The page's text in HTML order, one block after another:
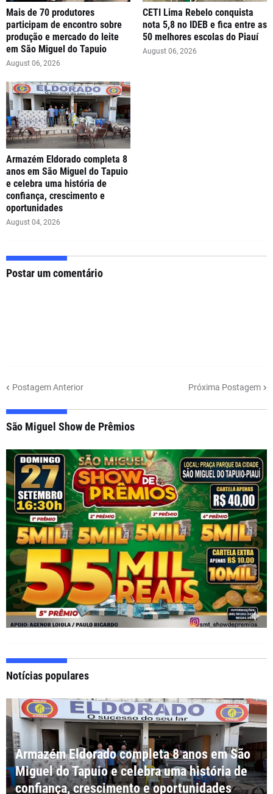
Mais de 70 produtores
participam de encontro sobre
produção e mercado do leite
em São Miguel do Tapuio
August 06, 2026
CETI Lima Rebelo conquista
nota 5,8 no IDEB e fica entre as
50 melhores escolas do Piauí
August 06, 2026
Armazém Eldorado completa 8
anos em São Miguel do Tapuio
e celebra uma história de
confiança, crescimento e
oportunidades
August 04, 2026
Postar um comentário
Postagem Anterior Próxima Postagem
São Miguel Show de Prêmios
Notícias populares
Armazém Eldorado completa 8 anos em São
Miguel do Tapuio e celebra uma história de
confiança, crescimento e oportunidades